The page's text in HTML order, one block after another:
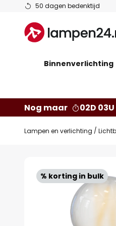
50 dagen bedenktijd
Ga
de
inhoud
Binnenverlichting
Nog maar 02D
Lampen en verlichting
% korting in bulk
naar